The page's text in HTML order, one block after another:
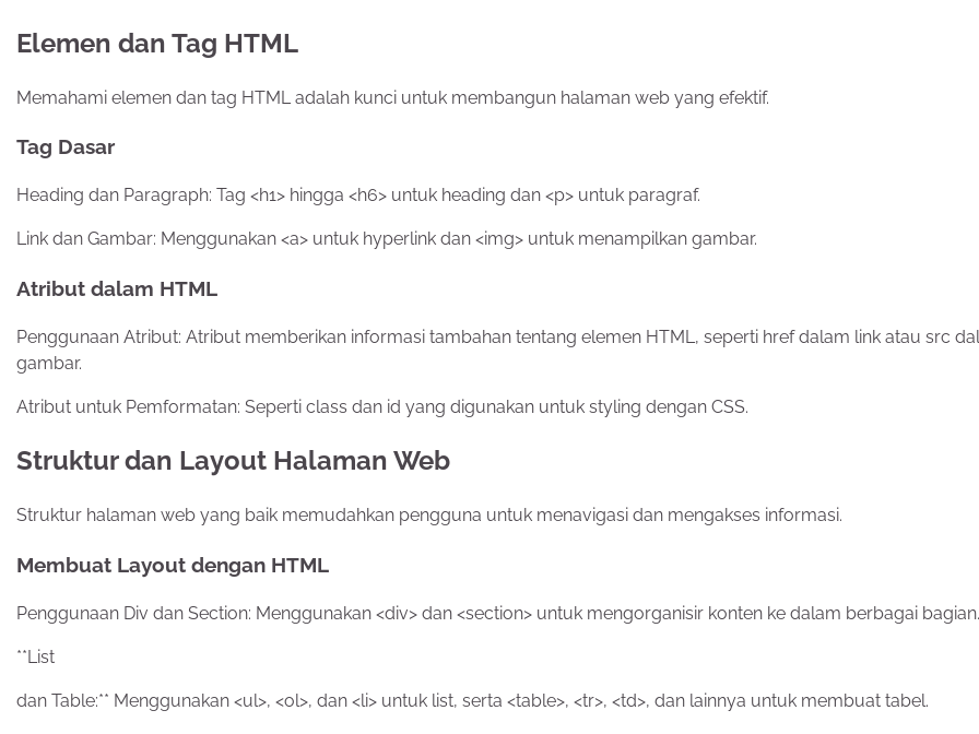
Elemen dan Tag HTML
Memahami elemen dan tag HTML adalah kunci untuk membangun halaman web yang efektif.
Tag Dasar
Heading dan Paragraph: Tag <h1> hingga <h6> untuk heading dan <p> untuk paragraf.
Link dan Gambar: Menggunakan <a> untuk hyperlink dan <img> untuk menampilkan gambar.
Atribut dalam HTML
Penggunaan Atribut: Atribut memberikan informasi tambahan tentang elemen HTML, seperti href dalam link atau src
gambar.
Atribut untuk Pemformatan: Seperti class dan id yang digunakan untuk styling dengan CSS.
Struktur dan Layout Halaman Web
Struktur halaman web yang baik memudahkan pengguna untuk menavigasi dan mengakses informasi.
Membuat Layout dengan HTML
Penggunaan Div dan Section: Menggunakan <div> dan <section> untuk mengorganisir konten ke dalam berbagai bagian.
**List
dan Table:** Menggunakan <ul>, <ol>, dan <li> untuk list, serta <table>, <tr>, <td>, dan lainnya untuk membuat tabel.